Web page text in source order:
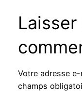
Laisser
Votre adresse
champs